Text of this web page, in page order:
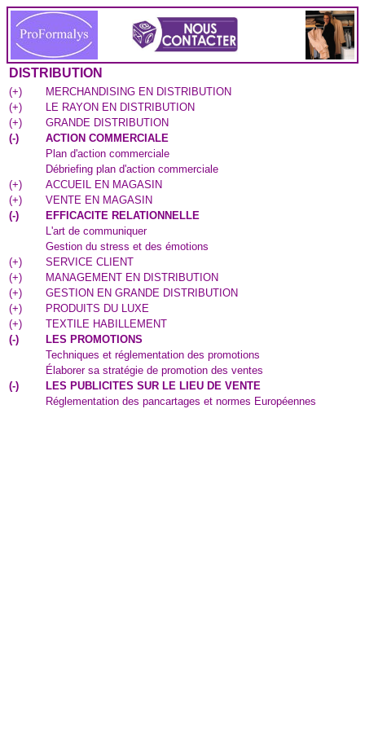
DISTRIBUTION
(+)
MERCHANDISING EN DISTRIBUTION
(+)
LE RAYON EN DISTRIBUTION
(+)
GRANDE DISTRIBUTION
(-)
ACTION COMMERCIALE
Plan d'action commerciale
Débriefing plan d'action commerciale
(+)
ACCUEIL EN MAGASIN
(+)
VENTE EN MAGASIN
(-)
EFFICACITE RELATIONNELLE
L'art de communiquer
Gestion du stress et des émotions
(+)
SERVICE CLIENT
(+)
MANAGEMENT EN DISTRIBUTION
(+)
GESTION EN GRANDE DISTRIBUTION
(+)
PRODUITS DU LUXE
(+)
TEXTILE HABILLEMENT
(-)
LES PROMOTIONS
Techniques et réglementation des promotions
Élaborer sa stratégie de promotion des ventes
(-)
LES PUBLICITES SUR LE LIEU DE VENTE
Réglementation des pancartages et normes Européennes